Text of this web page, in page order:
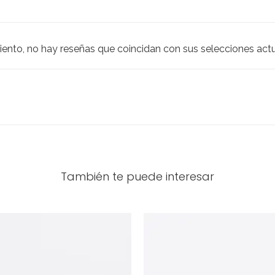
no hay reseñas que coincidan con sus selecciones
También te puede interesar